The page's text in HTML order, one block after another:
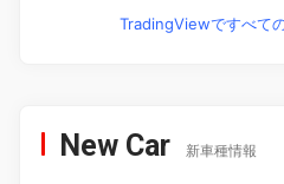
TradingViewですべて
New Car 新車種情報